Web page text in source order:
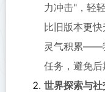
力冲击"，轻
比旧版本更
灵气积累——
任务，避免后
世界探索与